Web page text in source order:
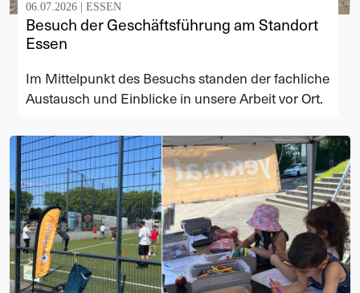
06.07.2026 | ESSEN
Besuch der Geschäftsführung am Standort
Essen
Im Mittelpunkt des Besuchs standen der fachliche
Austausch und Einblicke in unsere Arbeit vor Ort.